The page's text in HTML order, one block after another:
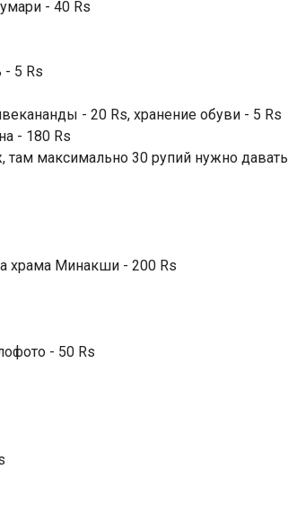
- 40 Rs
- 5 Rs
- 20 Rs, хранение обуви - 5 Rs
- 180 Rs
там максимально 30 рупий нужно давать
храма Минакши - 200 Rs
- 50 Rs